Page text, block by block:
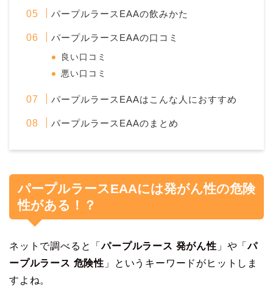
パープルラースEAAの飲みかた
パープルラースEAAの口コミ
良い口コミ
悪い口コミ
パープルラースEAAはこんな人におすすめ
パープルラースEAAのまとめ
パープルラースEAAには発がん性の危険
性がある！？
ネットで調べると「パープルラース 発がん性 」や「パ
ープルラース 危険性 」というキーワードがヒットしま
すよね。